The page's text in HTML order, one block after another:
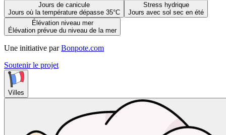
Jours de canicule
Jours où la température dépasse 35°C
Stress hydrique
Jours avec sol sec en été
Élévation niveau mer
Élévation prévue du niveau de la mer
Une initiative par Bonpote.com
Soutenir le projet
Villes